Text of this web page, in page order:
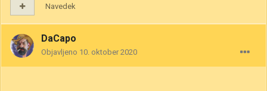
Navedek
DaCapo
Objavljeno 10. oktober 2020